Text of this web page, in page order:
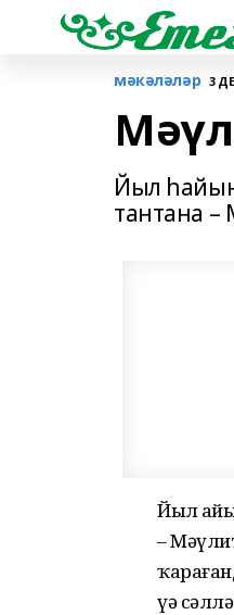
мәкәләләр 3
Йыл
тантана –
Йыл
–
үә